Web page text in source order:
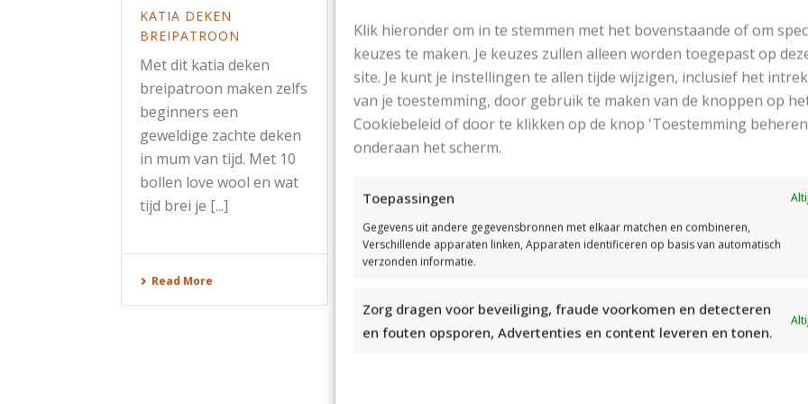
Klik hieronder om in te stemmen met het bovenstaande of om
keuzes te maken. Je keuzes zullen alleen worden toegepast op
site. Je kunt je instellingen te allen tijde wijzigen, inclusief het
van je toestemming, door gebruik te maken van de knoppen op
Cookiebeleid of door te klikken op de knop 'Toestemming
onderaan het scherm.
Toepassingen
Gegevens uit andere gegevensbronnen met elkaar matchen en combineren,
Verschillende apparaten linken, Apparaten identificeren op basis van automatisch
verzonden informatie.
Zorg dragen voor beveiliging, fraude voorkomen en detecteren
en fouten opsporen, Advertenties en content leveren en tonen.
een poncho van boven
naar beneden breien.
Deze poncho heeft een
leuk patroon, franjes en
een col.
VAN KATIA
Ga vandaag nog een
leuk babydekentje
breien van zacht
katoenen garen. Met dit
breipatroon maak je een
intarsia techniek.
KATIA DEKEN
BREIPATROON
Met dit katia deken
breipatroon maken zelfs
beginners een
geweldige zachte deken
in mum van tijd. Met 10
bollen love wool en wat
tijd brei je [...]
Read More